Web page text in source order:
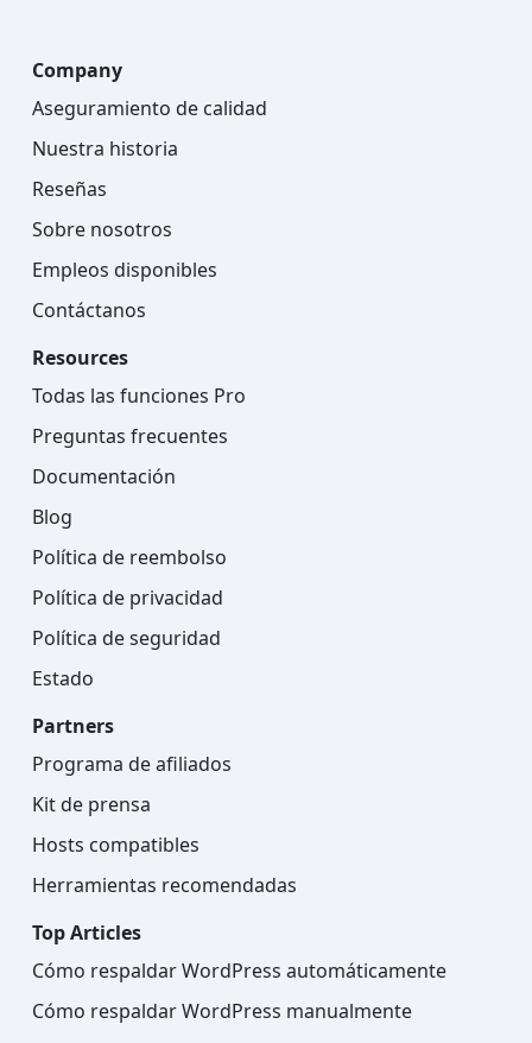
Company
Aseguramiento de calidad
Nuestra historia
Reseñas
Sobre nosotros
Empleos disponibles
Contáctanos
Resources
Todas las funciones Pro
Preguntas frecuentes
Documentación
Blog
Política de reembolso
Política de privacidad
Política de seguridad
Estado
Partners
Programa de afiliados
Kit de prensa
Hosts compatibles
Herramientas recomendadas
Top Articles
Cómo respaldar WordPress automáticamente
Cómo respaldar WordPress manualmente